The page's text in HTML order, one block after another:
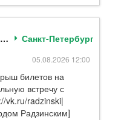
Книжный магазин «Дом Книги» Санкт-Петербург
05.08.2026 12:00
билетов на
встречу с
vk.ru/radzinski|
Радзинским]